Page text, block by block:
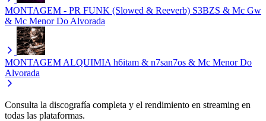
MONTAGEM - PR FUNK (Slowed & Reeverb) S3BZS & Mc Gw
& Mc Menor Do Alvorada
MONTAGEM ALQUIMIA h6itam & n7san7os & Mc Menor Do
Alvorada
Consulta la discografía completa y el rendimiento en streaming en
todas las plataformas.